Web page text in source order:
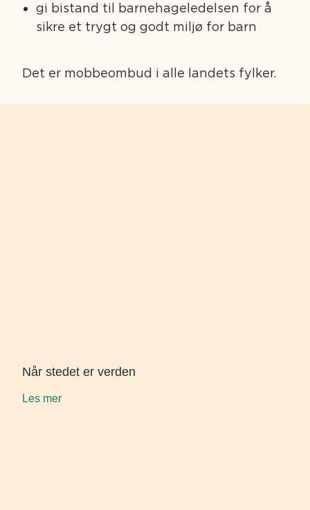
gi bistand til barnehageledelsen for å
sikre et trygt og godt miljø for barn
Det er mobbeombud i alle landets fylker.
Når stedet er verden
Les mer